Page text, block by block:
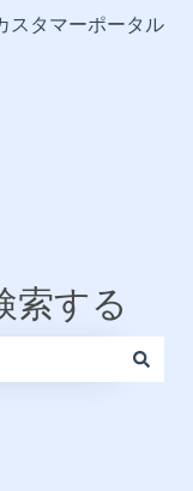
スタマーポータル
索する